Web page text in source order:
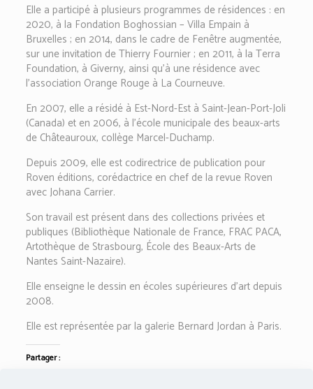
Elle a participé à plusieurs programmes de résidences : en
2020, à la Fondation Boghossian – Villa Empain à
Bruxelles ; en 2014, dans le cadre de Fenêtre augmentée,
sur une invitation de Thierry Fournier ; en 2011, à la Terra
Foundation, à Giverny, ainsi qu’à une résidence avec
l’association Orange Rouge à La Courneuve.
En 2007, elle a résidé à Est-Nord-Est à Saint-Jean-Port-Joli
(Canada) et en 2006, à l’école municipale des beaux-arts
de Châteauroux, collège Marcel-Duchamp.
Depuis 2009, elle est codirectrice de publication pour
Roven éditions, corédactrice en chef de la revue Roven
avec Johana Carrier.
Son travail est présent dans des collections privées et
publiques (Bibliothèque Nationale de France, FRAC PACA,
Artothèque de Strasbourg, École des Beaux-Arts de
Nantes Saint-Nazaire).
Elle enseigne le dessin en écoles supérieures d’art depuis
2008.
Elle est représentée par la galerie Bernard Jordan à Paris.
Partager :